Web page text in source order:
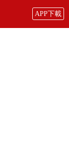
APP下載